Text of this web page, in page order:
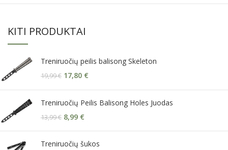
KITI PRODUKTAI
Treniruočių peilis balisong Skeleton
19,99€ 17,80 €
Treniruočių Peilis Balisong Holes Juodas
13,99€ 8,99 €
Treniruočių šukos